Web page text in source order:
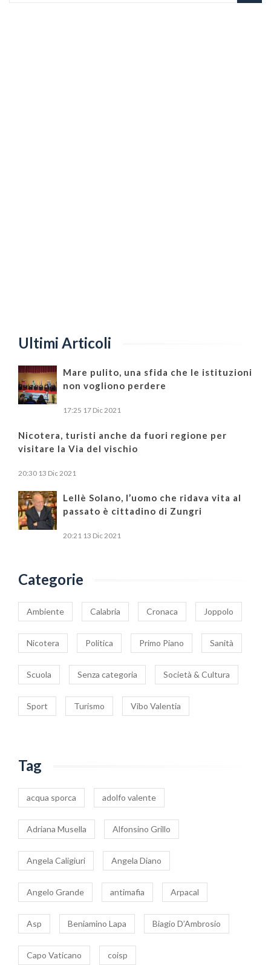
Ultimi Articoli
Mare pulito, una sfida che le istituzioni
non vogliono perdere
17:25 17 Dic 2021
Nicotera, turisti anche da fuori regione per
visitare la Via del vischio
20:30 13 Dic 2021
Lellè Solano, l’uomo che ridava vita al
passato è cittadino di Zungri
20:21 13 Dic 2021
Categorie
Ambiente Calabria Cronaca Joppolo
Nicotera Politica Primo Piano Sanità
Scuola Senza categoria Società & Cultura
Sport Turismo Vibo Valentia
Tag
acqua sporca adolfo valente
Adriana Musella Alfonsino Grillo
Angela Caligiuri Angela Diano
Angelo Grande antimafia Arpacal
Asp Beniamino Lapa Biagio D’Ambrosio
Capo Vaticano coisp